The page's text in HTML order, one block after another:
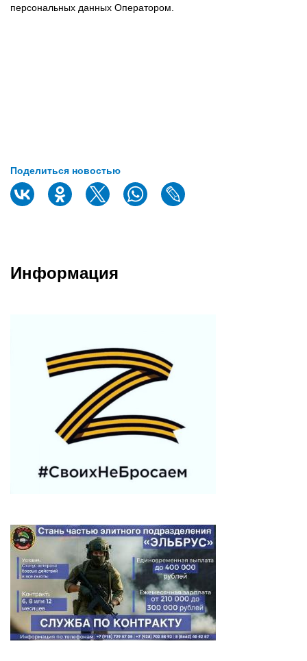
персональных данных Оператором.
Поделиться новостью
Информация